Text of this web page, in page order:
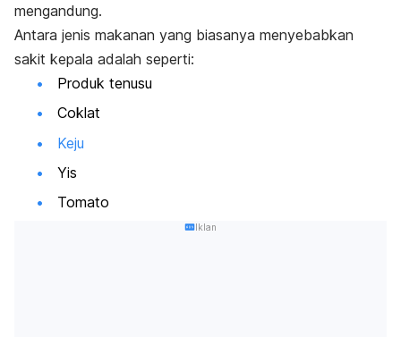
mengandung.
Antara jenis makanan yang biasanya menyebabkan
sakit kepala adalah seperti:
Produk tenusu
Coklat
Keju
Yis
Tomato
Iklan